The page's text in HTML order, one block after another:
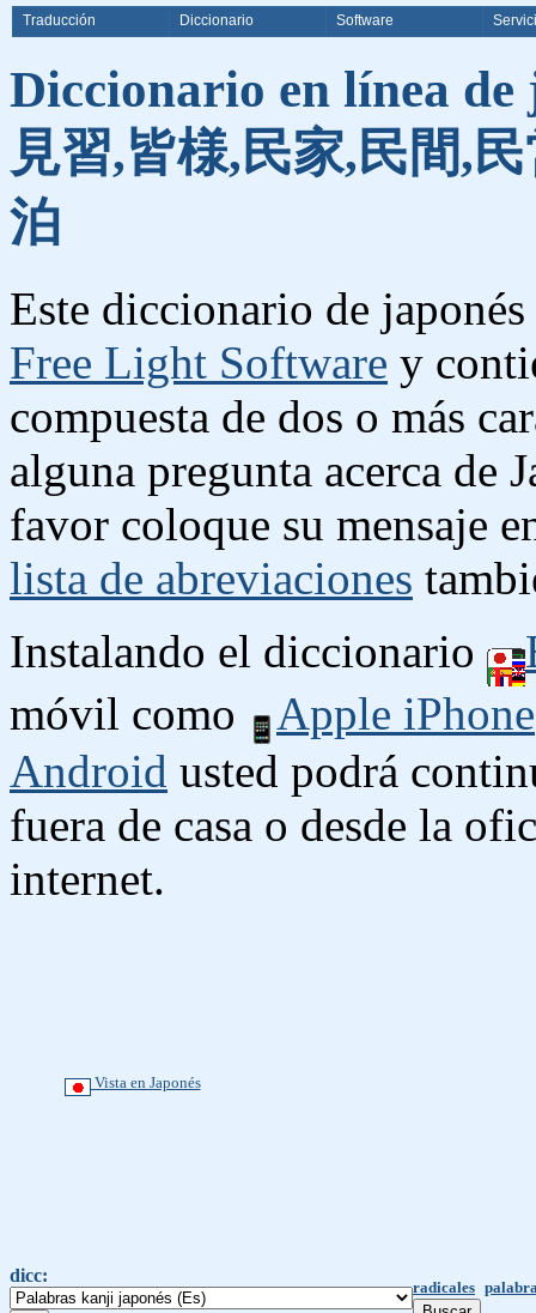
Traducción Diccionario Software
Diccionario en línea
見習,皆様,民家,民間,
泊
Este diccionario de
Free Light Software y
compuesta de dos o más
alguna pregunta acerca de
favor coloque su mensaje
lista de abreviaciones
Instalando el diccionario
móvil como
Apple iPhone
Android usted podrá
fuera de casa o desde la
internet.
Vista en Japonés
dicc:
radicales